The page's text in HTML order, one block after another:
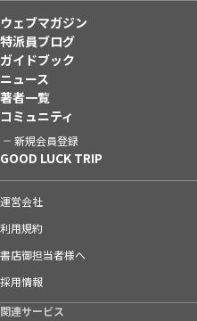
ウェブマガジン
特派員ブログ
ガイドブック
ニュース
著者一覧
コミュニティ
新規会員登録
GOOD LUCK TRIP
運営会社
利用規約
書店御担当者様へ
採用情報
関連サービス